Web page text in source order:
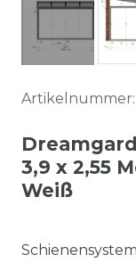
Artikelnummer:
3,9 x 2,55
Weiß